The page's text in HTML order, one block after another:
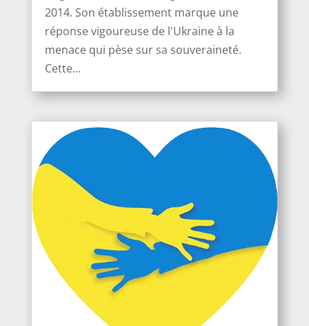
2014. Son établissement marque une
réponse vigoureuse de l'Ukraine à la
menace qui pèse sur sa souveraineté.
Cette...